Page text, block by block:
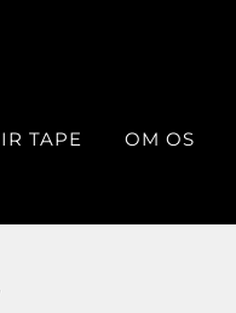
TAPE OM OS